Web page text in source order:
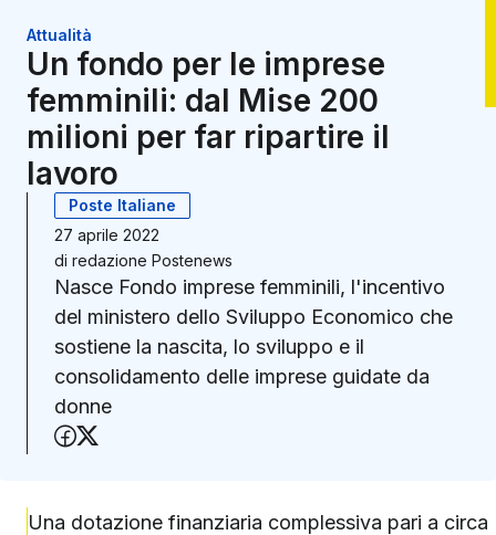
Attualità
Un fondo per le imprese
femminili: dal Mise 200
milioni per far ripartire il
lavoro
Poste Italiane
27 aprile 2022
di redazione Postenews
Nasce Fondo imprese femminili, l'incentivo
del ministero dello Sviluppo Economico che
sostiene la nascita, lo sviluppo e il
consolidamento delle imprese guidate da
donne
Condividi su Facebook
Una dotazione finanziaria complessiva pari a circa